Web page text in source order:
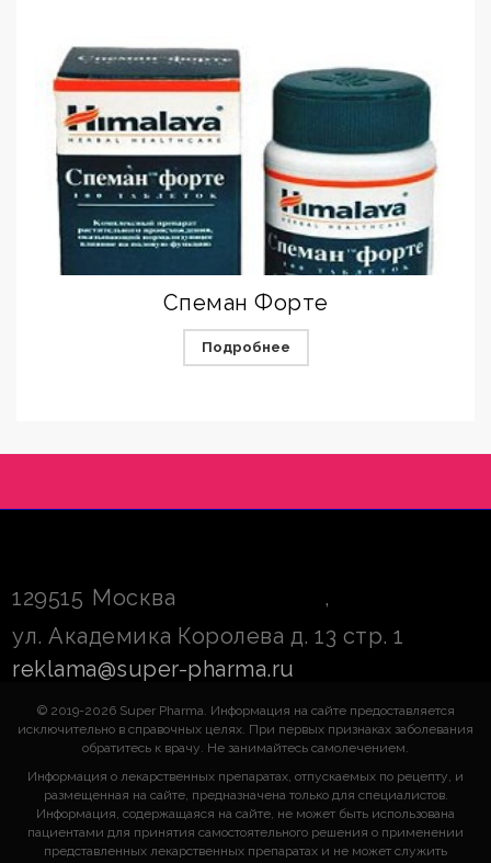
Спеман Форте
Подробнее
129515 Москва
,
ул. Академика Королева д. 13 стр. 1
reklama@super-pharma.ru
© 2019-2026 Super Pharma. Информация на сайте предоставляется
исключительно в справочных целях. При первых признаках заболевания
обратитесь к врачу. Не занимайтесь самолечением.
Информация о лекарственных препаратах, отпускаемых по рецепту, и
размещенная на сайте, предназначена только для специалистов.
Информация, содержащаяся на сайте, не может быть использована
пациентами для принятия самостоятельного решения о применении
представленных лекарственных препаратах и не может служить